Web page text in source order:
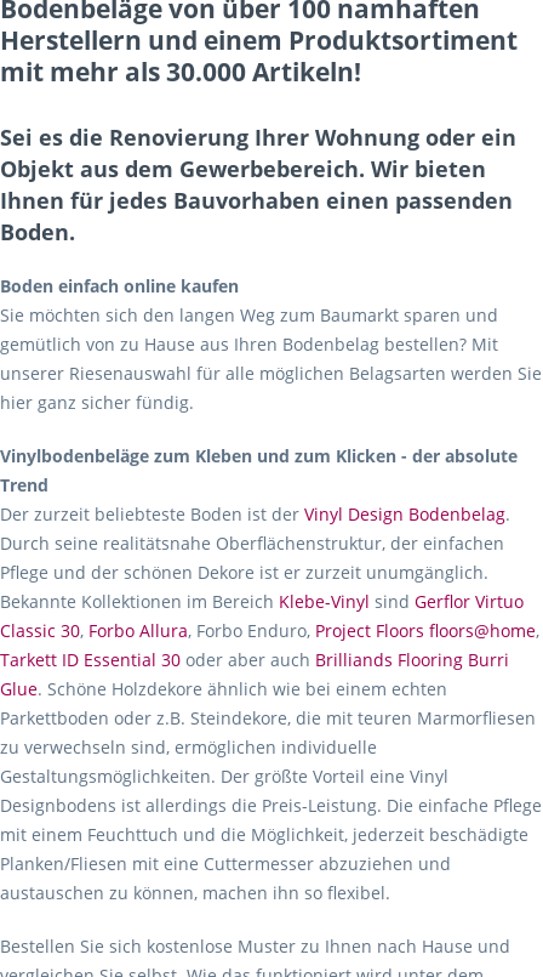
Bodenbeläge von über 100 namhaften
Herstellern und einem Produktsortiment
mit mehr als 30.000 Artikeln!
Sei es die Renovierung Ihrer Wohnung oder ein
Objekt aus dem Gewerbebereich. Wir bieten
Ihnen für jedes Bauvorhaben einen passenden
Boden.
Boden einfach online kaufen
Sie möchten sich den langen Weg zum Baumarkt sparen und
gemütlich von zu Hause aus Ihren Bodenbelag bestellen? Mit
unserer Riesenauswahl für alle möglichen Belagsarten werden Sie
hier ganz sicher fündig.
Vinylbodenbeläge zum Kleben und zum Klicken - der absolute
Trend
Der zurzeit beliebteste Boden ist der Vinyl Design Bodenbelag.
Durch seine realitätsnahe Oberflächenstruktur, der einfachen
Pflege und der schönen Dekore ist er zurzeit unumgänglich.
Bekannte Kollektionen im Bereich Klebe-Vinyl sind Gerflor Virtuo
Classic 30, Forbo Allura, Forbo Enduro, Project Floors floors@home,
Tarkett ID Essential 30 oder aber auch Brilliands Flooring Burri
Glue. Schöne Holzdekore ähnlich wie bei einem echten
Parkettboden oder z.B. Steindekore, die mit teuren Marmorfliesen
zu verwechseln sind, ermöglichen individuelle
Gestaltungsmöglichkeiten. Der größte Vorteil eine Vinyl
Designbodens ist allerdings die Preis-Leistung. Die einfache Pflege
mit einem Feuchttuch und die Möglichkeit, jederzeit beschädigte
Planken/Fliesen mit eine Cuttermesser abzuziehen und
austauschen zu können, machen ihn so flexibel.
Bestellen Sie sich kostenlose Muster zu Ihnen nach Hause und